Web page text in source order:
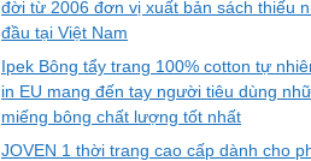
đời từ 2006 đơn vị xuất bản sách thiếu
đầu tại Việt Nam
Ipek Bông tẩy trang 100% cotton tự
in EU mang đến tay người tiêu dùng
miếng bông chất lượng tốt nhất
JOVEN 1 thời trang cao cấp dành cho